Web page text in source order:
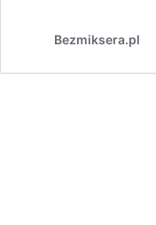
Bezmiksera.pl